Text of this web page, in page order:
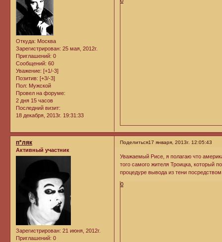
Откуда: Москва
Зарегистрирован: 25 мая, 2012г.
Приглашений: 0
Сообщений: 60
Уважение: [+1/-3]
Позитив: [+3/-3]
Пол: Мужской
Провел на форуме:
2 дня 15 часов
Последний визит:
18 декабря, 2013г. 19:31:33
Поделиться17 января, 2013г. 12:05:43
п*ляк
Активный участник
Зарегистрирован: 21 июня, 2012г.
Приглашений: 0
Уважаемый Рисе, я полагаю что
того самого жителя Троицка, который
процедуре вывода из тени
0